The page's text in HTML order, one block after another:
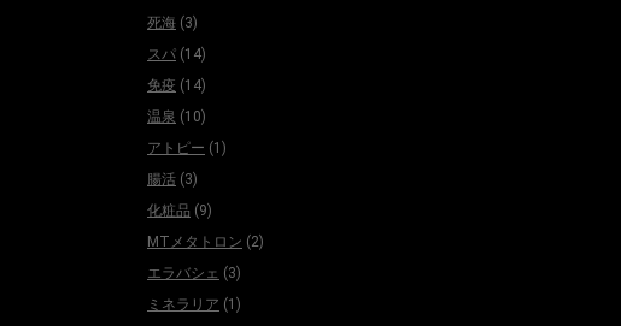
死海 (3)
スパ (14)
免疫 (14)
温泉 (10)
アトピー (1)
腸活 (3)
化粧品 (9)
MTメタトロン (2)
エラバシェ (3)
ミネラリア (1)